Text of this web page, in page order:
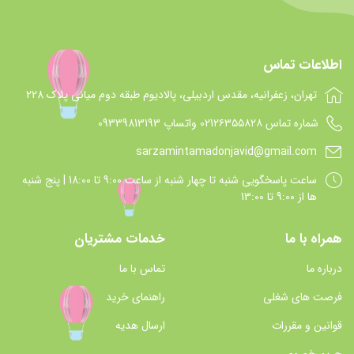
اطلاعات تماس
تهران، زعفرانیه، مقدس اردبیلی، پالادیوم طبقه دوم میانی پلاک 228
شماره تماس 021۲۶۳۵۵۸۲۸ واتساپ 09339813193
sarzamintamadonjavid@gmail.com
ساعت پاسخگويي شنبه تا چهار شنبه از ساعت 9:00 تا 18:00 | پنج شنبه
ها از 9:00 تا 13:00
همراه با ما
درباره ما
فرصت های شغلی
قوانین و مقررات
خدمات مشتریان
تماس با ما
راهنمای خرید
ارسال هدیه